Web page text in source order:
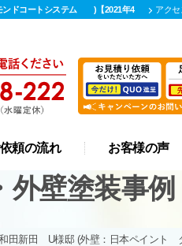
ンドコートシステム )【2021年4
アク
頼の流れ お客様の声
外壁塗装事例
田新田 U様邸 (外壁：日本ペイン